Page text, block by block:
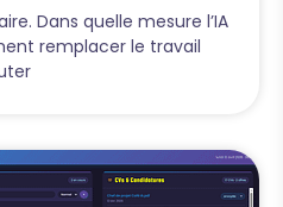
Dans quelle mesure l’IA
remplacer le travail